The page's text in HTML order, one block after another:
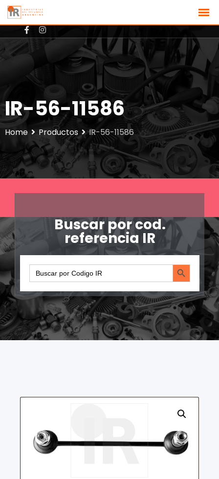
IR-56-11586
Home Productos IR-56-11586
Buscar por cod.
referencia IR
Search
for:
Search Button